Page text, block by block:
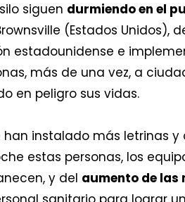
siguen durmiendo en el
(Estados Unidos),
estadounidense e
más de una vez, a
en peligro sus vidas.
han instalado más letrinas
estas personas, los
y del aumento de las